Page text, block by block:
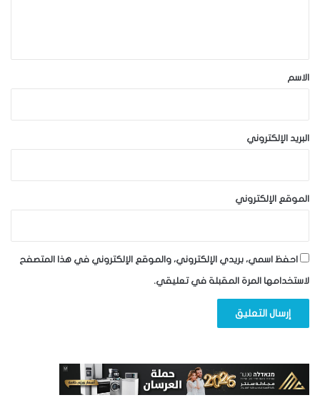
*الاسم
البريد الإلكتروني
الموقع الإلكتروني
احفظ اسمي، بريدي الإلكتروني، والموقع الإلكتروني في هذا المتصفح
لاستخدامها المرة المقبلة في تعليقي.